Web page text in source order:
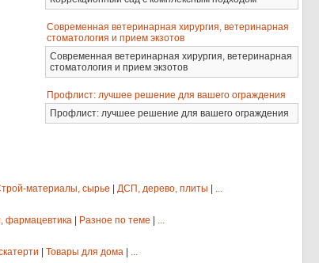
Современная ветеринарная хирургия, ветеринарная
стоматология и прием экзотов
Современная ветеринарная хирургия, ветеринарная
стоматология и прием экзотов
Профлист: лучшее решение для вашего ограждения
Профлист: лучшее решение для вашего ограждения
материалы, сырье ДСП, дерево, плиты
...
фармацевтика Разное по теме
...
Товары для дома ...